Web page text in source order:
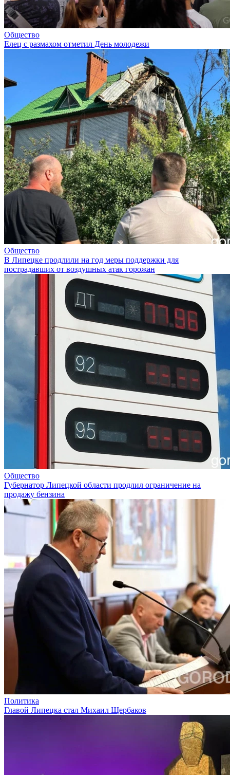
Общество
Елец с размахом отметил День молодежи
Общество
В Липецке продлили на год меры поддержки для
пострадавших от воздушных атак горожан
Общество
Губернатор Липецкой области продлил ограничение на
продажу бензина
Политика
Главой Липецка стал Михаил Щербаков